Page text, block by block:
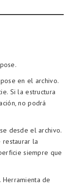
en el archivo.
Si la estructura
no podrá
desde el archivo.
restaurar la
siempre que
Herramienta de